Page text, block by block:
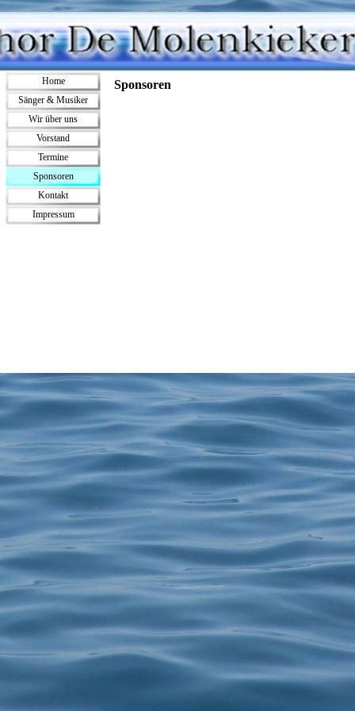
Direkt zum Seiteninhalt
Menü überspringen
Home
Sänger & Musiker
Wir über uns
Vorstand
Termine
Sponsoren
Kontakt
Impressum
Sponsoren
Zurück zum Seiteninhalt